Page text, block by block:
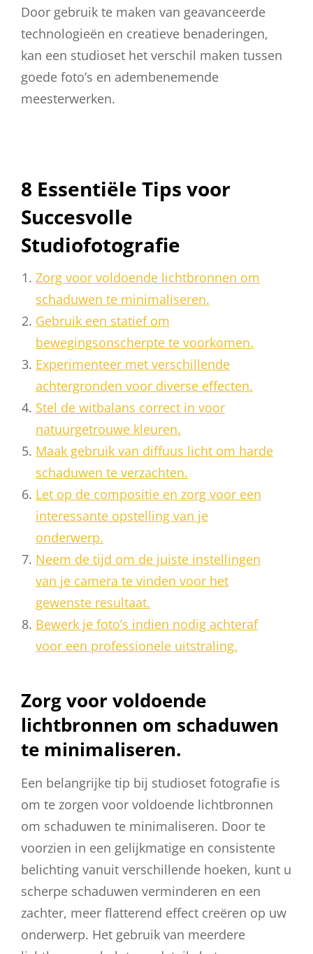
Door gebruik te maken van geavanceerde
technologieën en creatieve benaderingen,
kan een studioset het verschil maken tussen
goede foto’s en adembenemende
meesterwerken.
8 Essentiële Tips voor
Succesvolle
Studiofotografie
Zorg voor voldoende lichtbronnen om
schaduwen te minimaliseren.
Gebruik een statief om
bewegingsonscherpte te voorkomen.
Experimenteer met verschillende
achtergronden voor diverse effecten.
Stel de witbalans correct in voor
natuurgetrouwe kleuren.
Maak gebruik van diffuus licht om harde
schaduwen te verzachten.
Let op de compositie en zorg voor een
interessante opstelling van je
onderwerp.
Neem de tijd om de juiste instellingen
van je camera te vinden voor het
gewenste resultaat.
Bewerk je foto’s indien nodig achteraf
voor een professionele uitstraling.
Zorg voor voldoende
lichtbronnen om schaduwen
te minimaliseren.
Een belangrijke tip bij studioset fotografie is
om te zorgen voor voldoende lichtbronnen
om schaduwen te minimaliseren. Door te
voorzien in een gelijkmatige en consistente
belichting vanuit verschillende hoeken, kunt u
scherpe schaduwen verminderen en een
zachter, meer flatterend effect creëren op uw
onderwerp. Het gebruik van meerdere